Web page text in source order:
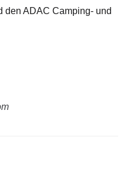
den ADAC Camping- und